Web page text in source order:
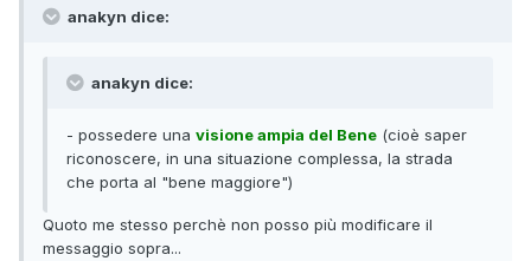
anakyn dice:
anakyn dice:
- possedere una visione ampia del Bene (cioè saper
riconoscere, in una situazione complessa, la strada
che porta al "bene maggiore")
Quoto me stesso perchè non posso più modificare il
messaggio sopra...